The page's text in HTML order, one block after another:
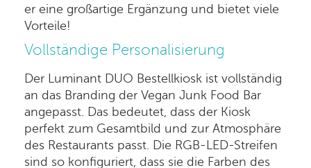
er eine großartige Ergänzung und bietet viele
Vorteile!
Vollständige Personalisierung
Der Luminant DUO Bestellkiosk ist vollständig
an das Branding der Vegan Junk Food Bar
angepasst. Das bedeutet, dass der Kiosk
perfekt zum Gesamtbild und zur Atmosphäre
des Restaurants passt. Die RGB-LED-Streifen
sind so konfiguriert, dass sie die Farben des